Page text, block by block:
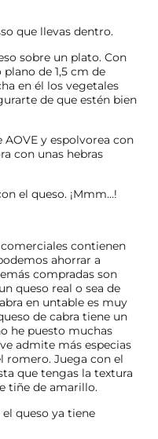
que llevas dentro.
sobre un plato. Con
de 1,5 cm de
en él los vegetales
de que estén bien
y espolvorea con
con unas hebras
el queso. ¡Mmm…!
contienen
ahorrar a
compradas son
queso real o sea de
en untable es muy
de cabra tiene un
he puesto muchas
admite más especias
romero. Juega con el
que tengas la textura
tiñe de amarillo.
queso ya tiene